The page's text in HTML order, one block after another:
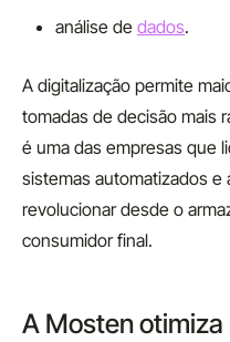
análise de dados.
A digitalização permite
tomadas de decisão mais
é uma das empresas que
sistemas automatizados e
revolucionar desde o
consumidor final.
A Mosten